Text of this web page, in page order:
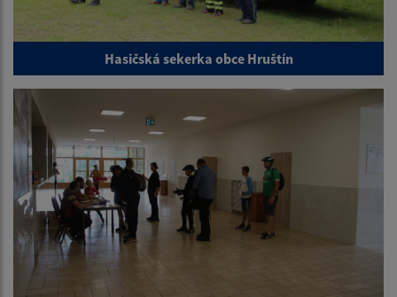
Hasičská sekerka obce Hruštín